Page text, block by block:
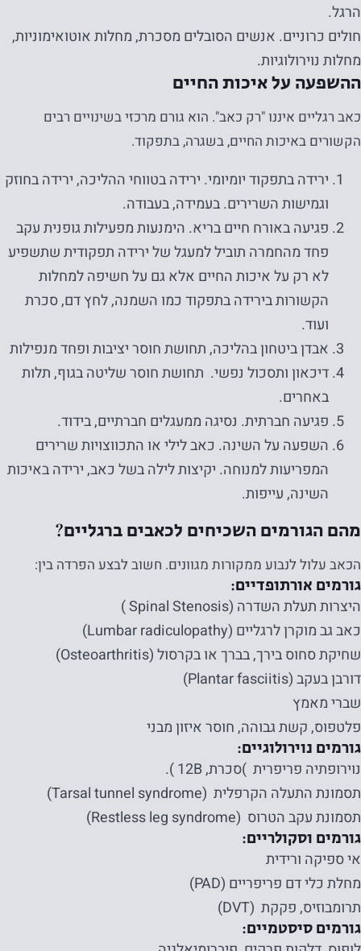
הרגל.
חולים כרוניים. אנשים הסובלים מסכרת, מחלות אוטואימוניות,
מחלות נוירולוגיות.
ההשפעה על איכות החיים
כאב רגליים איננו "רק כאב". הוא גורם מרכזי בשינויים רבים
הקשורים באיכות החיים, בשגרה, בתפקוד.
ירידה בתפקוד יומיומי. ירידה בטווחי ההליכה, ירידה בחוזק
וגמישות השרירים. בעמידה, בעבודה.
פגיעה באורח חיים בריא. הימנעות מפעילות גופנית עקב
פחד מהחמרה תוביל למעגל של ירידה תפקודית שתשפיע
לא רק על איכות החיים אלא גם על חשיפה למחלות
הקשורות בירידה בתפקוד כמו השמנה, לחץ דם, סכרת
ועוד.
אבדן ביטחון בהליכה, תחושת חוסר יציבות ופחד מנפילות
דיכאון ותסכול נפשי. תחושת חוסר שליטה בגוף, תלות
באחרים.
פגיעה חברתית. נסיגה ממעגלים חברתיים, בידוד.
השפעה על השינה. כאב לילי או התכווצויות שרירים
המפריעות למנוחה. יקיצות לילה בשל כאב, ירידה באיכות
השינה, עייפות.
מהם הגורמים השכיחים לכאבים ברגליים?
הכאב עלול לנבוע ממקורות מגוונים. חשוב לבצע הפרדה בין:
גורמים אורתופדיים:
היצרות תעלת השדרה (Spinal Stenosis )
כאב גב מוקרן לרגליים (Lumbar radiculopathy)
שחיקת סחוס בירך, בברך או בקרסול (Osteoarthritis)
דורבן בעקב (Plantar fasciitis)
שברי מאמץ
פלטפוס, קשת גבוהה, חוסר איזון מבני
גורמים נוירולוגיים:
נוירופתיה פריפרית )סכרת, 12B ).
תסמונת התעלה הקרפלית (Tarsal tunnel syndrome)
תסמונת עקב הטרוס (Restless leg syndrome)
גורמים וסקולריים:
אי ספיקה ורידית
מחלת כלי דם פריפריים (PAD)
תרומבוזיס, פקקת (DVT)
גורמים סיסטמיים: